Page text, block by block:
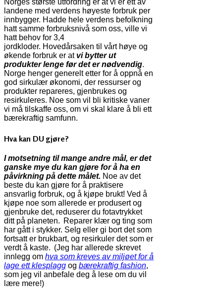
Norges største utfordring er at vi er ett av
landene med verdens høyeste forbruk per
innbygger. Hadde hele verdens befolkning
hatt samme forbruksnivå som oss, ville vi
hatt behov for 3,4
jordkloder. Hovedårsaken til vårt høye og
økende forbruk er at vi bytter ut
produkter lenge før det er nødvendig.
Norge henger generelt etter for å oppnå en
god sirkulær økonomi, der ressurser og
produkter repareres, gjenbrukes og
resirkuleres. Noe som vil bli kritiske vaner
vi må tilskaffe oss, om vi skal klare å bli ett
bærekraftig samfunn.
Hva kan DU gjøre?
I motsetning til mange andre mål, er det
ganske mye du kan gjøre for å ha en
påvirkning på dette målet. Noe av det
beste du kan gjøre for å praktisere
ansvarlig forbruk, og å kjøpe brukt! Ved å
kjøpe noe som allerede er produsert og
gjenbruke det, reduserer du fotavtrykket
ditt på planeten. Reparer klær og ting som
har gått i stykker. Selg eller gi bort det som
fortsatt er brukbart, og resirkuler det som er
verdt å kaste. (Jeg har allerede skrevet
innlegg om hva som kreves av miljøet for å
lage ett klesplagg og bærekraftig fashion,
som jeg vil anbefale deg å lese om du vil
lære mere!)